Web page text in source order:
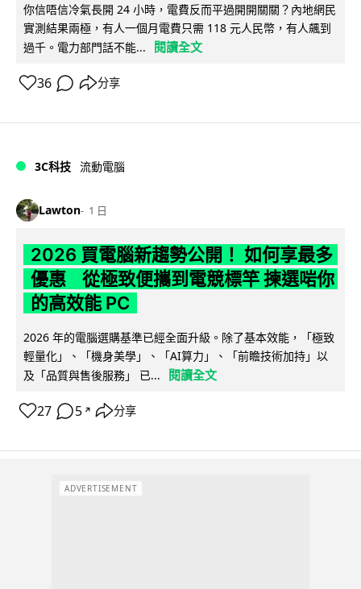
你信唔信冷氣長開 24 小時，電費反而平過開開關關？內地網民
實測結果兩極，有人一個月電費只需 118 元人民幣，有人飆到
過千。電力部門話不能...
閱讀全文
36 分享
3C科技 流動電腦
Lawton 1 日
2026 買電腦新趨勢公開！ 如何享最多
優惠 從極致便攜到電競標竿 揀選啱你
的高效能 PC
2026 年的電腦選購基準已經全面升級。除了基本效能，「極致
輕量化」、「機身美學」、「AI算力」、「前瞻技術加持」以
及「品質與售後服務」 已...
閱讀全文
27 5 ↗ 分享
ADVERTISEMENT